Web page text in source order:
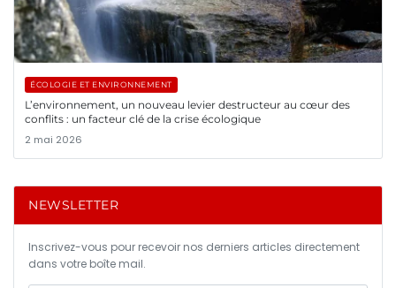
ÉCOLOGIE ET ENVIRONNEMENT
L’environnement, un nouveau levier destructeur au cœur des
conflits : un facteur clé de la crise écologique
2 mai 2026
NEWSLETTER
Inscrivez-vous pour recevoir nos derniers articles directement
dans votre boîte mail.